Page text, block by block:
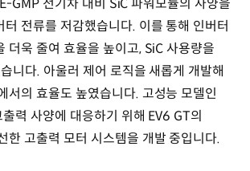
GMP 전기차 대비 SiC 파워모듈의 사양을
터 전류를 저감했습니다. 이를 통해 인버터
더욱 줄여 효율을 높이고, SiC 사용량을
니다. 아울러 제어 로직을 새롭게 개발해
서의 효율도 높였습니다. 고성능 모델인
력 사양에 대응하기 위해 EV6 GT의
한 고출력 모터 시스템을 개발 중입니다.